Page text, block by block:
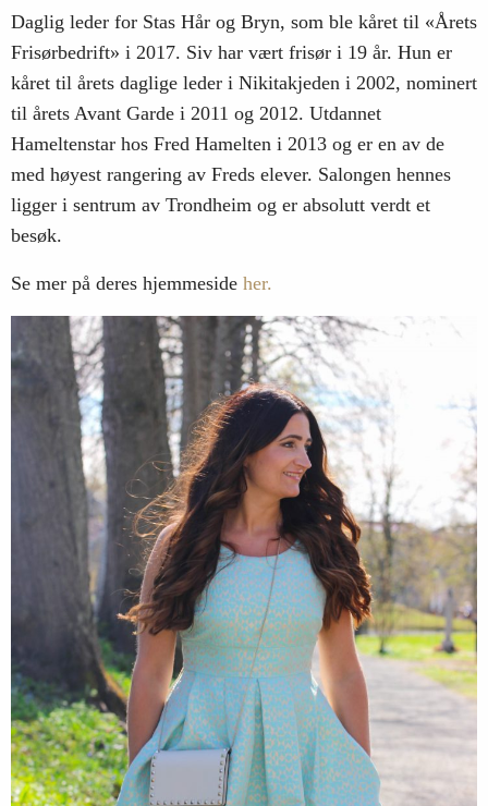
Daglig leder for Stas Hår og Bryn, som ble kåret til «Årets
Frisørbedrift» i 2017. Siv har vært frisør i 19 år. Hun er
kåret til årets daglige leder i Nikitakjeden i 2002, nominert
til årets Avant Garde i 2011 og 2012. Utdannet
Hameltenstar hos Fred Hamelten i 2013 og er en av de
med høyest rangering av Freds elever. Salongen hennes
ligger i sentrum av Trondheim og er absolutt verdt et
besøk.
Se mer på deres hjemmeside her.